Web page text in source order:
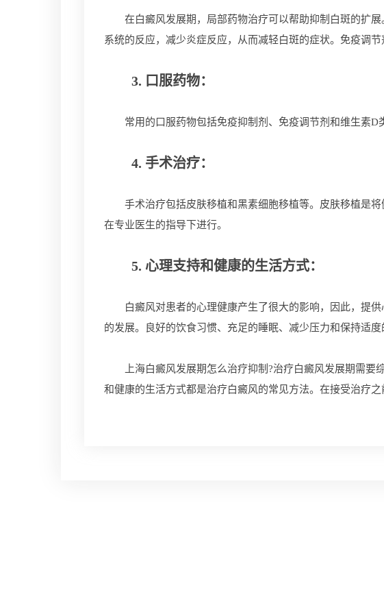
在白癜风发展期，局部药物治疗可以帮助抑制白斑的扩展
系统的反应，减少炎症反应，从而减轻白斑的症状。免疫调
3. 口服药物：
常用的口服药物包括免疫抑制剂、免疫调节剂和维生素D
4. 手术治疗：
手术治疗包括皮肤移植和黑素细胞移植等。皮肤移植是将
在专业医生的指导下进行。
5. 心理支持和健康的生活方式：
白癜风对患者的心理健康产生了很大的影响，因此，提供
的发展。良好的饮食习惯、充足的睡眠、减少压力和保持适度
上海白癜风发展期怎么治疗抑制?治疗白癜风发展期需要
和健康的生活方式都是治疗白癜风的常见方法。在接受治疗